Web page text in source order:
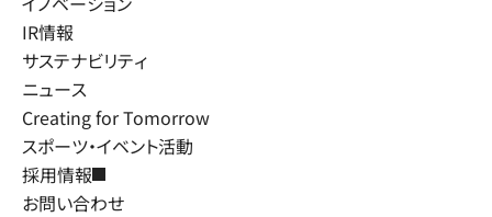
IR情報
サステナビリティ
ニュース
Creating for Tomorrow
スポーツ・イベント活動
採用情報
お問い合わせ